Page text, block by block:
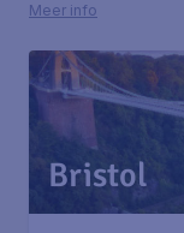
Meer info
Bristol